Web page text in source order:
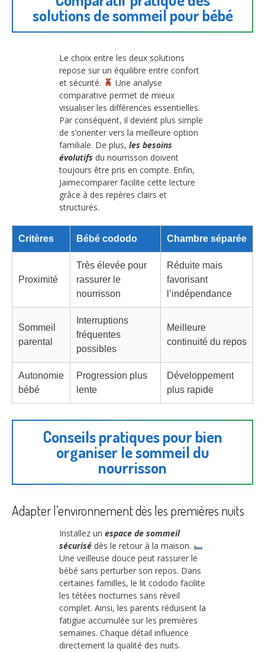
solutions de sommeil pour bébé
Le choix entre les deux solutions
repose sur un équilibre entre confort
et sécurité.
Une analyse
comparative permet de mieux
visualiser les différences essentielles.
Par conséquent, il devient plus simple
de s’orienter vers la meilleure option
familiale. De plus, les besoins
évolutifs du nourrisson doivent
toujours être pris en compte. Enfin,
Jaimecomparer facilite cette lecture
grâce à des repères clairs et
structurés.
Critères Bébé cododo Chambre séparée
Proximité
Très élevée pour
rassurer le
nourrisson
Réduite mais
favorisant
l’indépendance
Sommeil
parental
Interruptions
fréquentes
possibles
Meilleure
continuité du repos
Autonomie
bébé
Progression plus
lente
Développement
plus rapide
Conseils pratiques pour bien
organiser le sommeil du
nourrisson
Adapter l’environnement dès les premières nuits
Installez un espace de sommeil
sécurisé dès le retour à la maison.
Une veilleuse douce peut rassurer le
bébé sans perturber son repos. Dans
certaines familles, le lit cododo facilite
les tétées nocturnes sans réveil
complet. Ainsi, les parents réduisent la
fatigue accumulée sur les premières
semaines. Chaque détail influence
directement la qualité des nuits.